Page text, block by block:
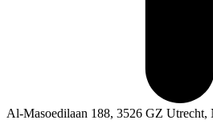
Al-Masoedilaan 188, 3526 GZ Utrecht,